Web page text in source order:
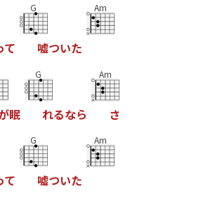
て
G
嘘ついた
Am
眠
G
れるなら
Am
さ
て
G
嘘ついた
Am